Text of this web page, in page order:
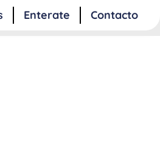
Enterate Contacto